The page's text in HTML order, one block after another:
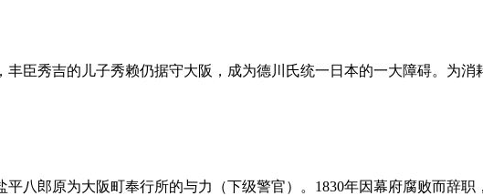
臣秀吉的儿子秀赖仍据守大阪，成为德川氏统一日本的一大障碍。为消
八郎原为大阪町奉行所的与力（下级警官）。1830年因幕府腐败而辞职